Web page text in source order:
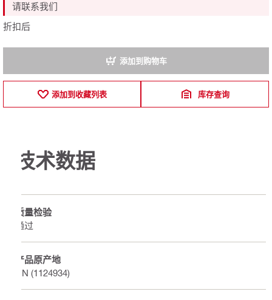
折扣后
请联系我们
添加到购物车
添加到收藏列表 库存查询
技术数据
质量检验
通过
产品原产地
CN (1124934)